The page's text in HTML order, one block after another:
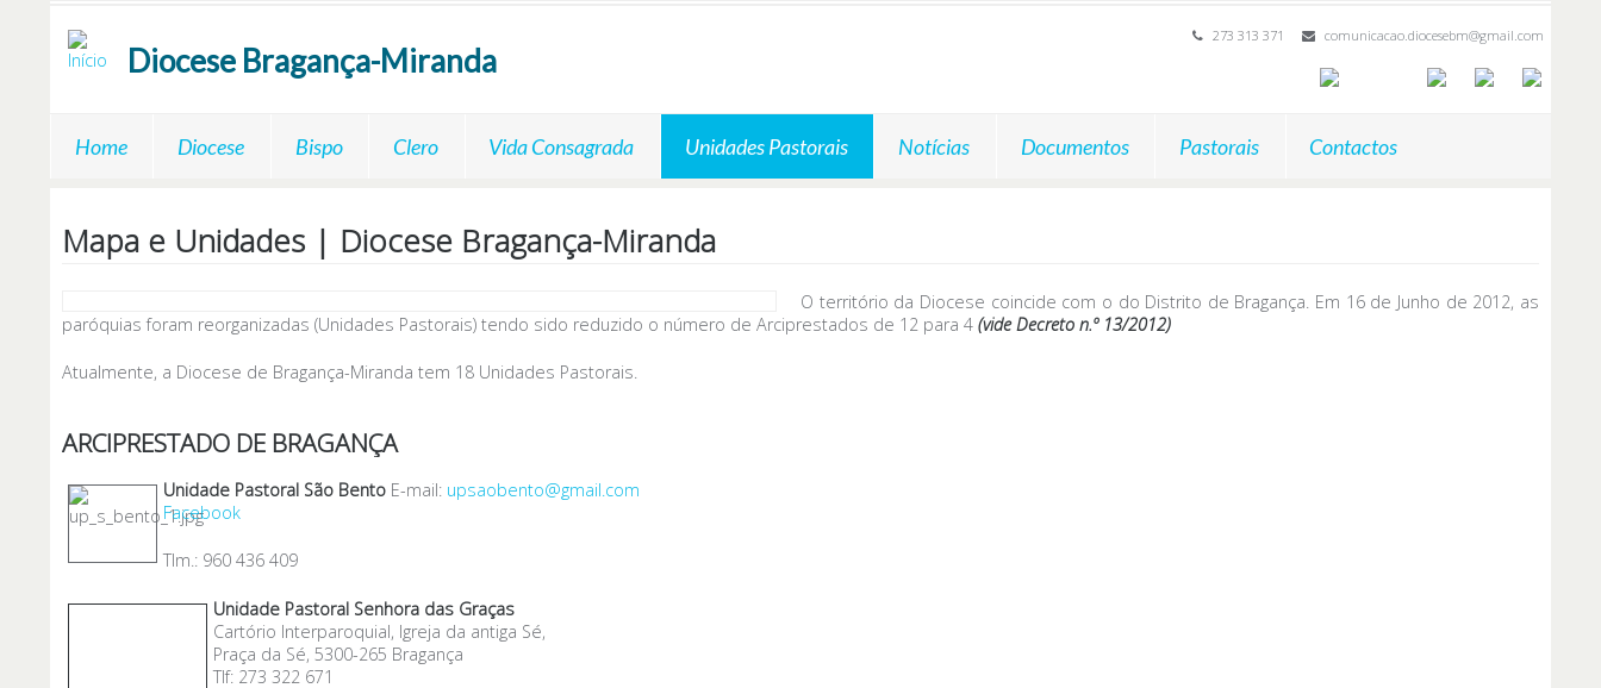
Diocese Bragança-Miranda
273 313 371 comunicacao.diocesebm@gmail.com
Home Diocese Bispo Clero Vida Consagrada Unidades Pastorais Notícias Documentos Pastorais Contactos
Mapa e Unidades | Diocese Bragança-Miranda
O território da Diocese coincide com o do Distrito de Bragança. Em 16 de Junho de 2012, as
paróquias foram reorganizadas (Unidades Pastorais) tendo sido reduzido o número de Arciprestados de 12 para 4 (vide Decreto n.º 13/2012)
Atualmente, a Diocese de Bragança-Miranda tem 18 Unidades Pastorais.
ARCIPRESTADO DE BRAGANÇA
Unidade Pastoral São Bento E-mail: upsaobento@gmail.com
Facebook
Tlm.: 960 436 409
Unidade Pastoral Senhora das Graças
Cartório Interparoquial, Igreja da antiga Sé,
Praça da Sé, 5300-265 Bragança
Tlf: 273 322 671